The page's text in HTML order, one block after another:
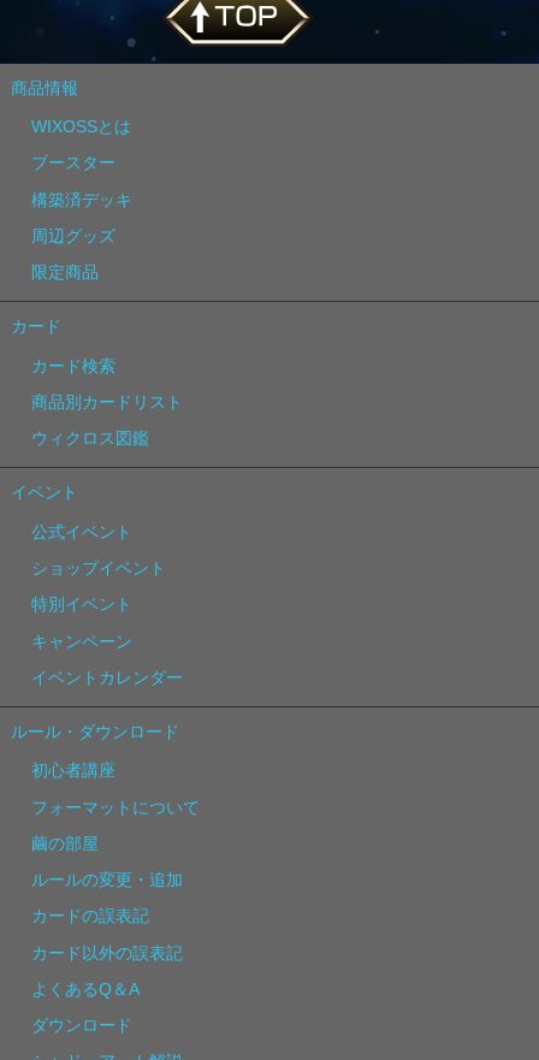
商品情報
WIXOSSとは
ブースター
構築済デッキ
周辺グッズ
限定商品
カード
カード検索
商品別カードリスト
ウィクロス図鑑
イベント
公式イベント
ショップイベント
特別イベント
キャンペーン
イベントカレンダー
ルール・ダウンロード
初心者講座
フォーマットについて
繭の部屋
ルールの変更・追加
カードの誤表記
カード以外の誤表記
よくあるQ＆A
ダウンロード